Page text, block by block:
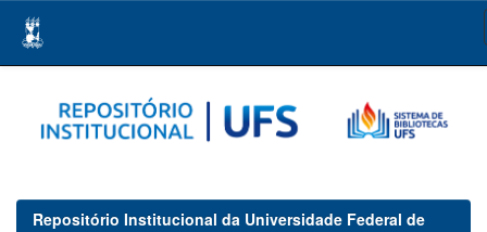
navigation
Repositório Institucional da Universidade Federal de